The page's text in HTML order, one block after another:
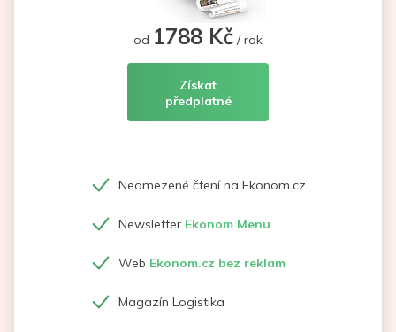
od 1788 Kč / rok
Získat
předplatné
Neomezené čtení na Ekonom.cz
Newsletter Ekonom Menu
Web Ekonom.cz bez reklam
Magazín Logistika